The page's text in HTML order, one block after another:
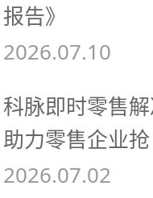
报告》
2026.07.10
科脉即时零售
助力零售企业
2026.07.02